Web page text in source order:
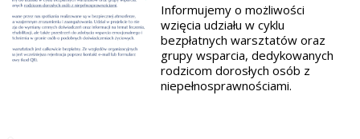
Informujemy o możliwości
wzięcia udziału w cyklu
bezpłatnych warsztatów oraz
grupy wsparcia, dedykowanych
rodzicom dorosłych osób z
niepełnosprawnościami.